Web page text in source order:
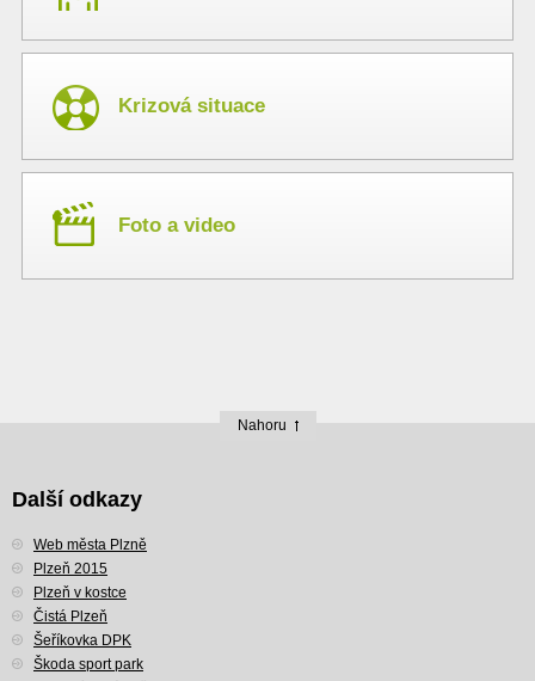
Krizová situace
Foto a video
Nahoru
Další odkazy
Web města Plzně
Plzeň 2015
Plzeň v kostce
Čistá Plzeň
Šeříkovka DPK
Škoda sport park